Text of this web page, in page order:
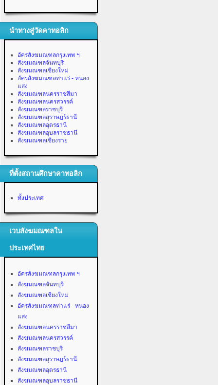
นำทางสู่วัดคาทอลิก
อัครสังฆมณฑลกรุงเทพ ฯ
สังฆมณฑลจันทบุรี
สังฆมณฑลเชียงใหม่
อัครสังฆมณฑลท่าแร่ - หนอง
แสง
สังฆมณฑลนครราชสีมา
สังฆมณฑลนครสวรรค์
สังฆมณฑลราชบุรี
สังฆมณฑลสุราษฎร์ธานี
สังฆมณฑลอุดรธานี
สังฆมณฑลอุบลราชธานี
สังฆมณฑลเชียงราย
ที่ตั้งสถานศึกษาคาทอลิก
ทั้งประเทศ
เวบสังฆมณฑลใน
ประเทศไทย
อัครสังฆมณฑลกรุงเทพ ฯ
สังฆมณฑลจันทบุรี
สังฆมณฑลเชียงใหม่
อัครสังฆมณฑลท่าแร่ - หนอง
แสง
สังฆมณฑลนครราชสีมา
สังฆมณฑลนครสวรรค์
สังฆมณฑลราชบุรี
สังฆมณฑลสุราษฎร์ธานี
สังฆมณฑลอุดรธานี
สังฆมณฑลอุบลราชธานี